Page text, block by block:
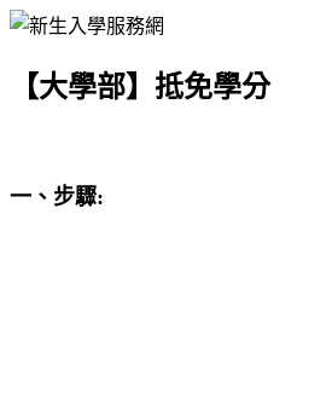
【大學部】抵免學分
一、步驟: